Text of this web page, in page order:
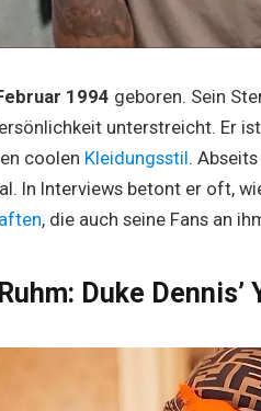
1994 geboren. Sein
unterstreicht. Er
coolen Kleidungsstil .
In Interviews betont er oft,
, die auch seine Fans an
Duke Dennis’